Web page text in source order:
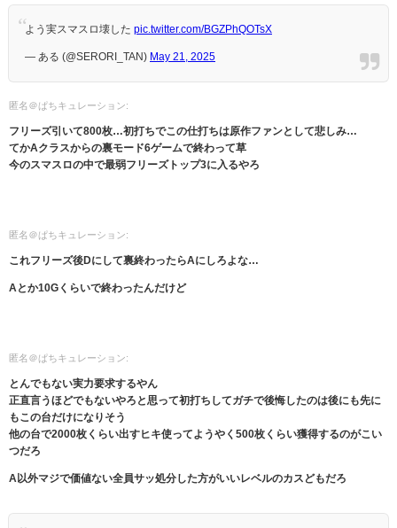
よう実スマスロ壊した pic.twitter.com/BGZPhQOTsX
— ある (@SERORI_TAN) May 21, 2025
匿名＠ぱちキュレーション:
フリーズ引いて800枚…初打ちでこの仕打ちは原作ファンとして悲しみ…
てかAクラスからの裏モード6ゲームで終わって草
今のスマスロの中で最弱フリーズトップ3に入るやろ
匿名＠ぱちキュレーション:
これフリーズ後Dにして裏終わったらAにしろよな…
Aとか10Gくらいで終わったんだけど
匿名＠ぱちキュレーション:
とんでもない実力要求するやん
正直言うほどでもないやろと思って初打ちしてガチで後悔したのは後にも先に
もこの台だけになりそう
他の台で2000枚くらい出すヒキ使ってようやく500枚くらい獲得するのがこい
つだろ
A以外マジで価値ない全員サッ処分した方がいいレベルのカスどもだろ